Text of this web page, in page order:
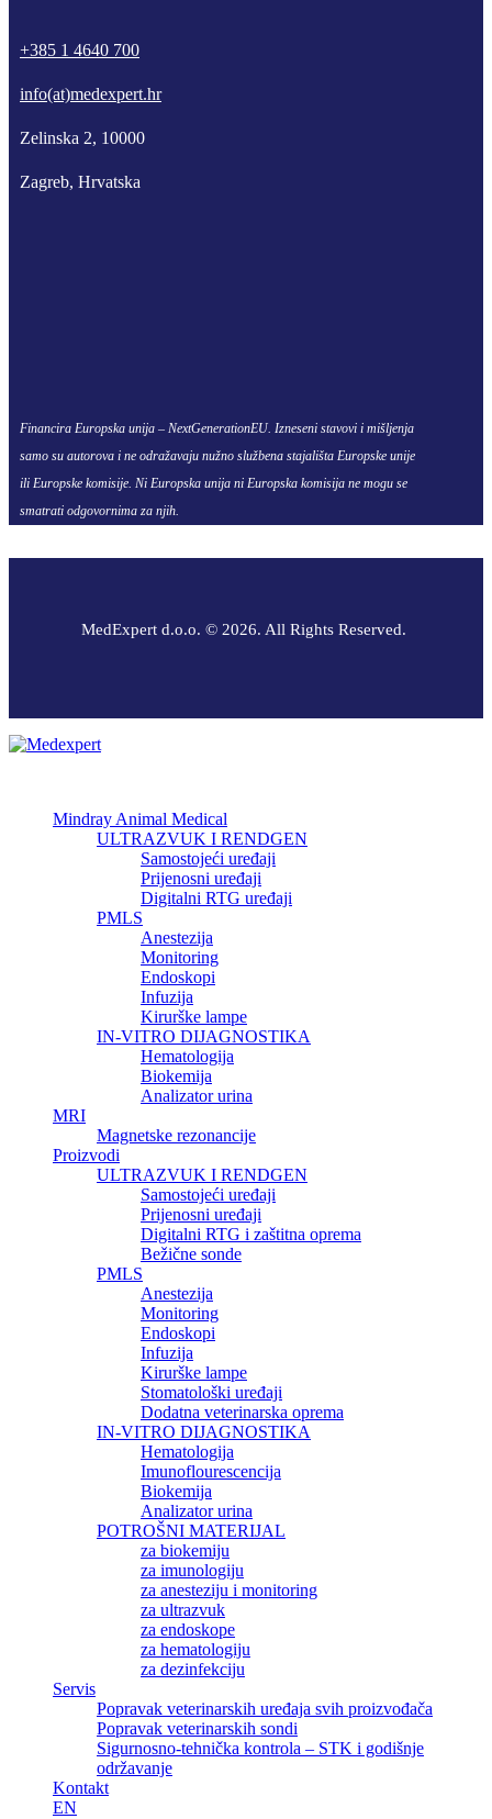
+385 1 4640 700
info(at)medexpert.hr
Zelinska 2, 10000
Zagreb, Hrvatska
Financira Europska unija – NextGenerationEU. Izneseni stavovi i mišljenja
samo su autorova i ne odražavaju nužno službena stajališta Europske unije
ili Europske komisije. Ni Europska unija ni Europska komisija ne mogu se
smatrati odgovornima za njih.
MedExpert d.o.o. © 2026. All Rights Reserved.
Mindray Animal Medical
ULTRAZVUK I RENDGEN
Samostojeći uređaji
Prijenosni uređaji
Digitalni RTG uređaji
PMLS
Anestezija
Monitoring
Endoskopi
Infuzija
Kirurške lampe
IN-VITRO DIJAGNOSTIKA
Hematologija
Biokemija
Analizator urina
MRI
Magnetske rezonancije
Proizvodi
ULTRAZVUK I RENDGEN
Samostojeći uređaji
Prijenosni uređaji
Digitalni RTG i zaštitna oprema
Bežične sonde
PMLS
Anestezija
Monitoring
Endoskopi
Infuzija
Kirurške lampe
Stomatološki uređaji
Dodatna veterinarska oprema
IN-VITRO DIJAGNOSTIKA
Hematologija
Imunoflourescencija
Biokemija
Analizator urina
POTROŠNI MATERIJAL
za biokemiju
za imunologiju
za anesteziju i monitoring
za ultrazvuk
za endoskope
za hematologiju
za dezinfekciju
Servis
Popravak veterinarskih uređaja svih proizvođača
Popravak veterinarskih sondi
Sigurnosno-tehnička kontrola – STK i godišnje
održavanje
Kontakt
EN